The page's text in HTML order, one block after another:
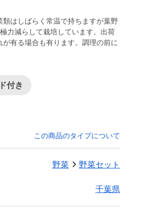
はしばらく常温で持ちますが葉野
力減らして栽培しています。出荷
有る場合も有ります。調理の前に
付き
この商品のタイプについて
野菜 野菜セット
千葉県